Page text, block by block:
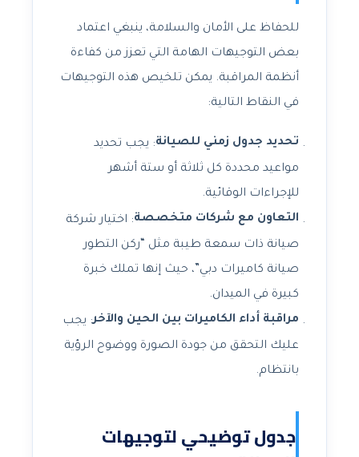
للحفاظ على الأمان والسلامة، ينبغي اعتماد
بعض التوجيهات الهامة التي تعزز من كفاءة
أنظمة المراقبة. يمكن تلخيص هذه التوجيهات
في النقاط التالية:
تحديد جدول زمني للصيانة: يجب تحديد
مواعيد محددة كل ثلاثة أو ستة أشهر
للإجراءات الوقائية.
التعاون مع شركات متخصصة: اختيار شركة
صيانة ذات سمعة طيبة مثل “ركن التطور
صيانة كاميرات دبي”، حيث إنها تملك خبرة
كبيرة في الميدان.
مراقبة أداء الكاميرات بين الحين والآخر: يجب
عليك التحقق من جودة الصورة ووضوح الرؤية
بانتظام.
جدول توضيحي لتوجيهات